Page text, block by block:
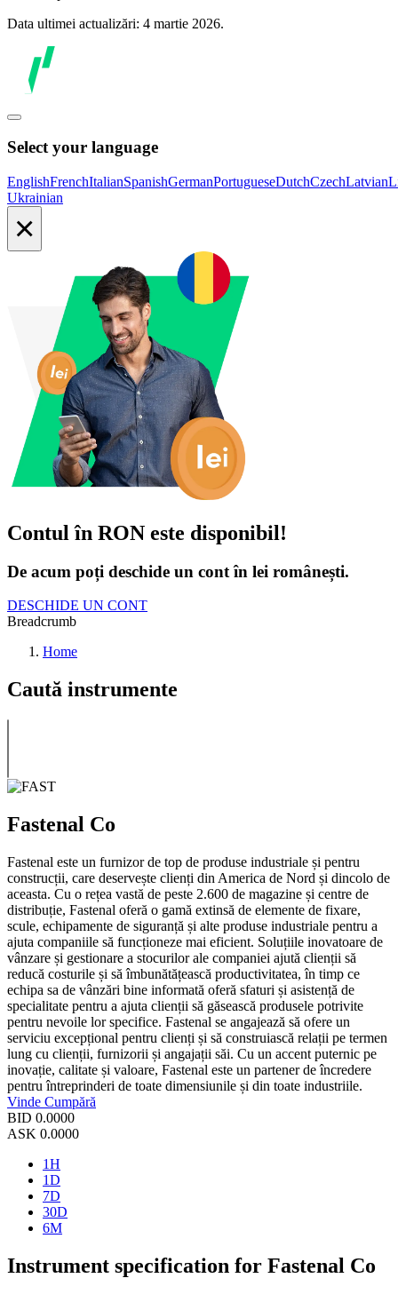
Data ultimei actualizări: 4 martie 2026.
Select your language
EnglishFrenchItalianSpanishGermanPortugueseDutchCzechLatvian
Ukrainian
×
Contul în RON este disponibil!
De acum poți deschide un cont în lei românești.
DESCHIDE UN CONT
Breadcrumb
Home
Caută instrumente
Fastenal Co
Fastenal este un furnizor de top de produse industriale și pentru
construcții, care deservește clienți din America de Nord și dincolo de
aceasta. Cu o rețea vastă de peste 2.600 de magazine și centre de
distribuție, Fastenal oferă o gamă extinsă de elemente de fixare,
scule, echipamente de siguranță și alte produse industriale pentru a
ajuta companiile să funcționeze mai eficient. Soluțiile inovatoare de
vânzare și gestionare a stocurilor ale companiei ajută clienții să
reducă costurile și să îmbunătățească productivitatea, în timp ce
echipa sa de vânzări bine informată oferă sfaturi și asistență de
specialitate pentru a ajuta clienții să găsească produsele potrivite
pentru nevoile lor specifice. Fastenal se angajează să ofere un
serviciu excepțional pentru clienți și să construiască relații pe termen
lung cu clienții, furnizorii și angajații săi. Cu un accent puternic pe
inovație, calitate și valoare, Fastenal este un partener de încredere
pentru întreprinderi de toate dimensiunile și din toate industriile.
Vinde Cumpără
BID 0.0000
ASK 0.0000
1H
1D
7D
30D
6M
Instrument specification for Fastenal Co